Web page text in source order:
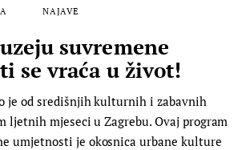
NAJAVE
suvremene
se vraća u život!
je od središnjih kulturnih i zabavnih
ljetnih mjeseci u Zagrebu. Ovaj program
umjetnosti je okosnica urbane kulture